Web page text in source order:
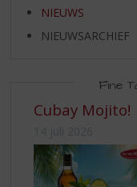
NIEUWS
NIEUWSARCHIEF
Fine
NIEUWS
Cubay Mojito!